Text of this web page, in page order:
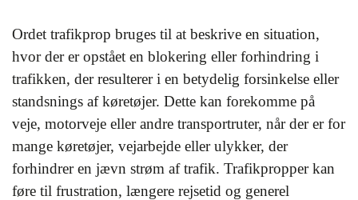
Ordet trafikprop bruges til at beskrive en situation,
hvor der er opstået en blokering eller forhindring i
trafikken, der resulterer i en betydelig forsinkelse eller
standsnings af køretøjer. Dette kan forekomme på
veje, motorveje eller andre transportruter, når der er for
mange køretøjer, vejarbejde eller ulykker, der
forhindrer en jævn strøm af trafik. Trafikpropper kan
føre til frustration, længere rejsetid og generel